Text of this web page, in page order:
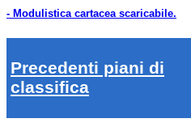
- Modulistica cartacea scaricabile.
Precedenti piani di
classifica